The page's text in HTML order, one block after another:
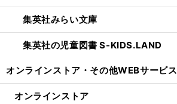
集英社みらい文庫
集英社の児童図書 S-KIDS.LAND
オンラインストア・ その他WEBサービス
オンラインストア